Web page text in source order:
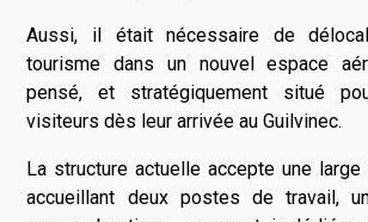
Aussi, il était nécessaire de
tourisme dans un nouvel espace
pensé, et stratégiquement situé
visiteurs dès leur arrivée au Guilvinec.
La structure actuelle accepte une large
accueillant deux postes de travail,